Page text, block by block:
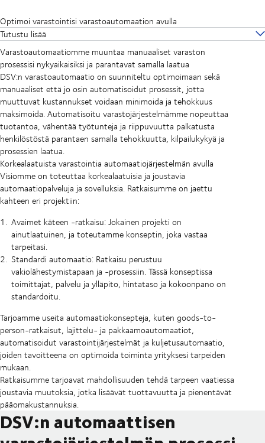
Optimoi varastointisi varastoautomaation avulla
Tutustu lisää
Varastoautomaatiomme muuntaa manuaaliset varaston
prosessisi nykyaikaisiksi ja parantavat samalla laatua
DSV:n varastoautomaatio on suunniteltu optimoimaan sekä
manuaaliset että jo osin automatisoidut prosessit, jotta
muuttuvat kustannukset voidaan minimoida ja tehokkuus
maksimoida. Automatisoitu varastojärjestelmämme nopeuttaa
tuotantoa, vähentää työtunteja ja riippuvuutta palkatusta
henkilöstöstä parantaen samalla tehokkuutta, kilpailukykyä ja
prosessien laatua.
Korkealaatuista varastointia automaatiojärjestelmän avulla
Visiomme on toteuttaa korkealaatuisia ja joustavia
automaatiopalveluja ja sovelluksia. Ratkaisumme on jaettu
kahteen eri projektiin:
Avaimet käteen -ratkaisu: Jokainen projekti on
ainutlaatuinen, ja toteutamme konseptin, joka vastaa
tarpeitasi.
Standardi automaatio: Ratkaisu perustuu
vakiolähestymistapaan ja -prosessiin. Tässä konseptissa
toimittajat, palvelu ja ylläpito, hintataso ja kokoonpano on
standardoitu.
Tarjoamme useita automaatiokonsepteja, kuten goods-to-
person-ratkaisut, lajittelu- ja pakkaamoautomaatiot,
automatisoidut varastointijärjestelmät ja kuljetusautomaatio,
joiden tavoitteena on optimoida toiminta yrityksesi tarpeiden
mukaan.
Ratkaisumme tarjoavat mahdollisuuden tehdä tarpeen vaatiessa
joustavia muutoksia, jotka lisäävät tuottavuutta ja pienentävät
pääomakustannuksia.
DSV:n automaattisen